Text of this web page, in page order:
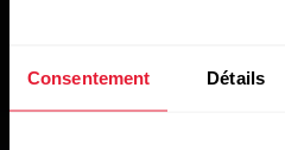
Consentement Détails